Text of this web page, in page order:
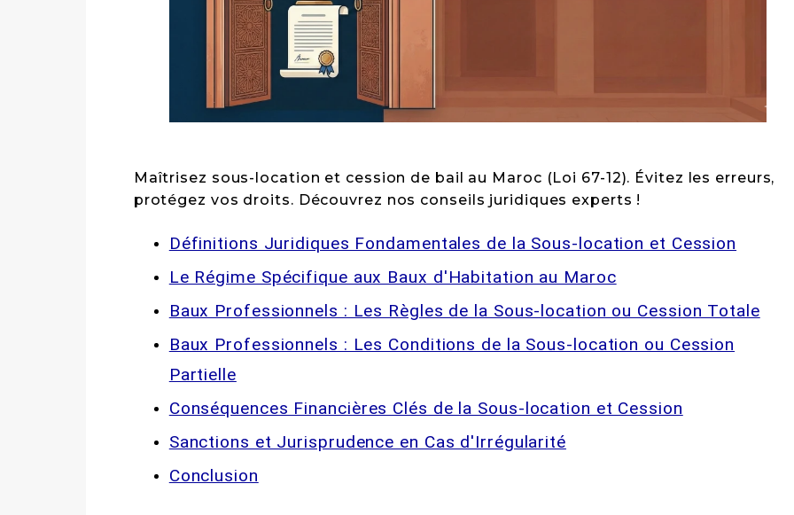
Maîtrisez sous-location et cession de bail au Maroc (Loi 67-12). Évitez les erreurs,
protégez vos droits. Découvrez nos conseils juridiques experts !
Définitions Juridiques Fondamentales de la Sous-location et Cession
Le Régime Spécifique aux Baux d'Habitation au Maroc
Baux Professionnels : Les Règles de la Sous-location ou Cession Totale
Baux Professionnels : Les Conditions de la Sous-location ou Cession
Partielle
Conséquences Financières Clés de la Sous-location et Cession
Sanctions et Jurisprudence en Cas d'Irrégularité
Conclusion